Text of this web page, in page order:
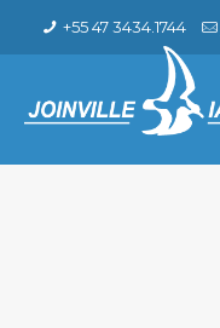
+55 47 3434.1744